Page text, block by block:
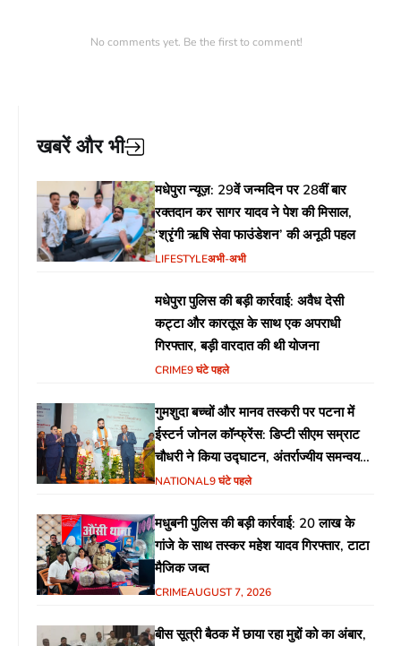
No comments yet. Be the first to comment!
खबरें और भी
मधेपुरा न्यूज़: 29वें जन्मदिन पर 28वीं बार
रक्तदान कर सागर यादव ने पेश की मिसाल,
‘श्रृंगी ऋषि सेवा फाउंडेशन’ की अनूठी पहल
LIFESTYLEअभी-अभी
मधेपुरा पुलिस की बड़ी कार्रवाई: अवैध देसी
कट्टा और कारतूस के साथ एक अपराधी
गिरफ्तार, बड़ी वारदात की थी योजना
CRIME9 घंटे पहले
गुमशुदा बच्चों और मानव तस्करी पर पटना में
ईस्टर्न जोनल कॉन्फ्रेंस: डिप्टी सीएम सम्राट
चौधरी ने किया उद्घाटन, अंतर्राज्यीय समन्वय
पर जोर
NATIONAL9 घंटे पहले
मधुबनी पुलिस की बड़ी कार्रवाई: 20 लाख के
गांजे के साथ तस्कर महेश यादव गिरफ्तार, टाटा
मैजिक जब्त
CRIMEAUGUST 7, 2026
बीस सूत्री बैठक में छाया रहा मुद्दों को का अंबार,